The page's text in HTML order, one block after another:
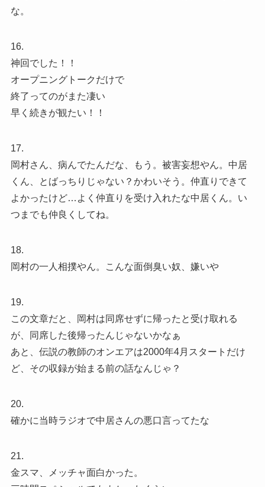
な。
16.
神回でした！！
オープニングトークだけで
終了ってのがまた凄い
早く続きが観たい！！
17.
岡村さん、病んでたんだな、もう。被害妄想やん。中居
くん、とばっちりじゃない？かわいそう。仲直りできて
よかったけど…よく仲直りを受け入れたな中居くん。い
つまでも仲良くしてね。
18.
岡村の一人相撲やん。こんな面倒臭い奴、嫌いや
19.
この文章だと、岡村は同席せずに帰ったと受け取れる
が、同席した後帰ったんじゃないかなぁ
あと、伝説の教師のオンエアは2000年4月スタートだけ
ど、その収録が始まる前の話なんじゃ？
20.
確かに当時ラジオで中居さんの悪口言ってたな
21.
金スマ、メッチャ面白かった。